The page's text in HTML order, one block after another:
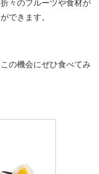
々のフルーツや食材が
できます。
の機会にぜひ食べてみ